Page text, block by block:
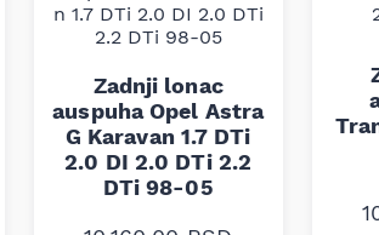
Zadnji lonac
auspuha Opel Astra
G Karavan 1.7 DTi
2.0 DI 2.0 DTi 2.2
DTi 98-05